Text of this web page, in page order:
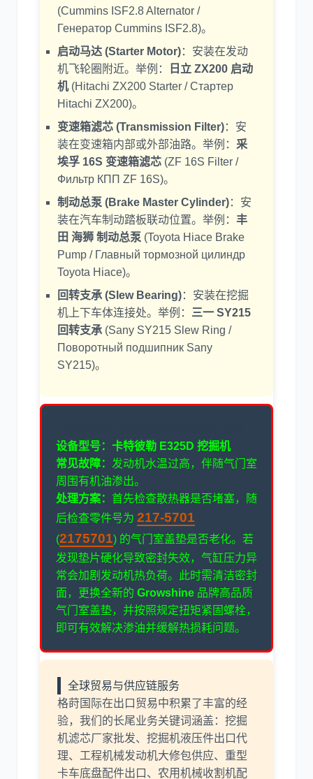
(Cummins ISF2.8 Alternator /
Генератор Cummins ISF2.8)。
启动马达 (Starter Motor)：安装在发动
机飞轮圈附近。举例：
日立 ZX200 启动
机(Hitachi ZX200 Starter / Стартер
Hitachi ZX200)。
变速箱滤芯 (Transmission Filter)：安
装在变速箱内部或外部油路。举例： 采
埃孚 16S 变速箱滤芯 (ZF 16S Filter /
Фильтр КПП ZF 16S)。
制动总泵 (Brake Master Cylinder)：安
装在汽车制动踏板联动位置。举例： 丰
田 海狮 制动总泵 (Toyota Hiace Brake
Pump / Главный тормозной цилиндр
Toyota Hiace)。
回转支承 (Slew Bearing)：安装在挖掘
机上下车体连接处。举例： 三一 SY215
回转支承 (Sany SY215 Slew Ring /
Поворотный подшипник Sany
SY215)。
设备型号：卡特彼勒 E325D 挖掘机
常见故障： 发动机水温过高，伴随气门室
周围有机油渗出。
处理方案： 首先检查散热器是否堵塞，随
后检查零件号为 217-5701
(2175701) 的气门室盖垫是否老化。若
发现垫片硬化导致密封失效，气缸压力异
常会加剧发动机热负荷。此时需清洁密封
面，更换全新的 Growshine 品牌高品质
气门室盖垫，并按照规定扭矩紧固螺栓，
即可有效解决渗油并缓解热损耗问题。
全球贸易与供应链服务
格莳国际在出口贸易中积累了丰富的经
验，我们的长尾业务关键词涵盖：挖掘
机滤芯厂家批发、挖掘机液压件出口代
理、工程机械发动机大修包供应、重型
卡车底盘配件出口、农用机械收割机配